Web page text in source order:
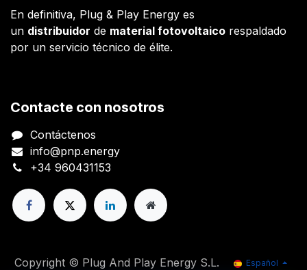
En definitiva, Plug & Play Energy es
un distribuidor de material fotovoltaico respaldado
por un servicio técnico de élite.
Contacte con nosotros
Contáctenos
info@pnp.energy
+34 960431153
Copyright © Plug And Play Energy S.L. Español